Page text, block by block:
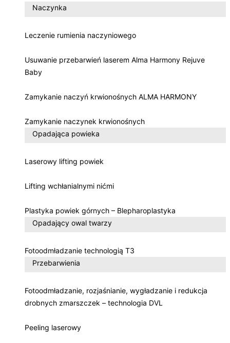
Naczynka
Leczenie rumienia naczyniowego
Usuwanie przebarwień laserem Alma Harmony Rejuve
Baby
Zamykanie naczyń krwionośnych ALMA HARMONY
Zamykanie naczynek krwionośnych
Opadająca powieka
Laserowy lifting powiek
Lifting wchłanialnymi nićmi
Plastyka powiek górnych – Blepharoplastyka
Opadający owal twarzy
Fotoodmładzanie technologią T3
Przebarwienia
Fotoodmładzanie, rozjaśnianie, wygładzanie i redukcja
drobnych zmarszczek – technologia DVL
Peeling laserowy